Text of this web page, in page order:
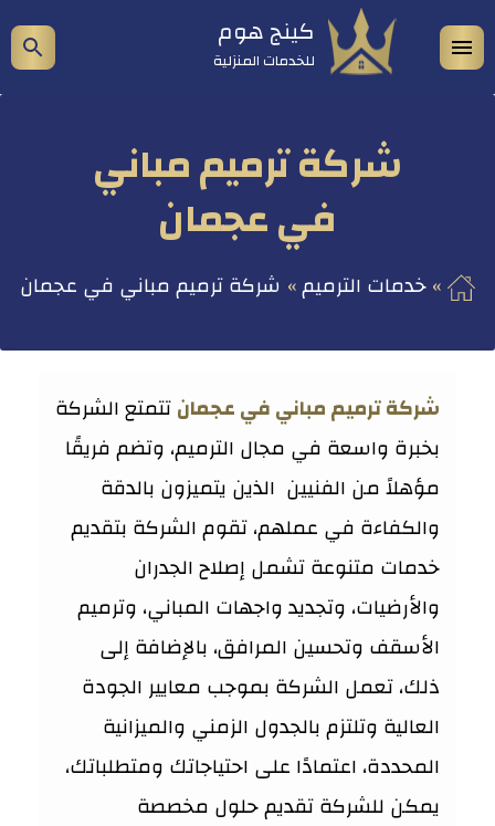
التجاوز
إلى
المحتوى
كينج هوم
للخدمات المنزلية
شركة ترميم مباني
في عجمان
خدمات الترميم شركة ترميم مباني في عجمان
شركة ترميم مباني في عجمانتتمتع الشركة
بخبرة واسعة في مجال الترميم، وتضم فريقًا
مؤهلاً من الفنيين الذين يتميزون بالدقة
والكفاءة في عملهم، تقوم الشركة بتقديم
خدمات متنوعة تشمل إصلاح الجدران
والأرضيات، وتجديد واجهات المباني، وترميم
الأسقف وتحسين المرافق، بالإضافة إلى
ذلك، تعمل الشركة بموجب معايير الجودة
العالية وتلتزم بالجدول الزمني والميزانية
المحددة، اعتمادًا على احتياجاتك ومتطلباتك،
يمكن للشركة تقديم حلول مخصصة